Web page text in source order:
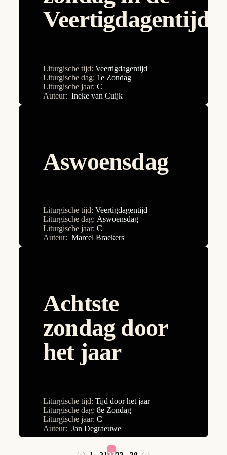
Nadia Kroon
Sara Böhmer
Stefan Mangnus
2e Zondag
2e Zondag
32e Zondag
33e Zondag
5e Zondag
8e Zondag
9e Zondag
Christus Koning
Doop van de Heer
Drievuldigheidszondag
Goede Vrijdag
Hemelvaart van de Heer
HH. Petrus en Paulus
Hoogfeest van Pasen
Kerkwijdingsfeest van de Lateraanse basiliek
Veertigdagentijd
Liturgische tijd: Veertigdagentijd
Liturgische dag: 1e Zondag
Liturgische jaar: C
Auteur: Ineke van Cuijk
Aswoensdag
Liturgische tijd: Veertigdagentijd
Liturgische dag: Aswoensdag
Liturgische jaar: C
Auteur: Marcel Braekers
Achtste
zondag door
het jaar
Liturgische tijd: Tijd door het jaar
Liturgische dag: 8e Zondag
Liturgische jaar: C
Auteur: Jan Degraeuwe